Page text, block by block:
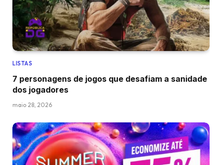
LISTAS
7 personagens de jogos que desafiam a sanidade
dos jogadores
maio 28, 2026